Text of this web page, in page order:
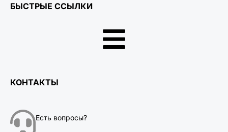
БЫСТРЫЕ ССЫЛКИ
КОНТАКТЫ
Есть вопросы?